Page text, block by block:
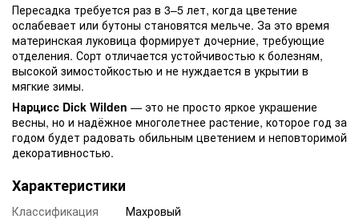
Пересадка требуется раз в 3–5 лет, когда цветение
ослабевает или бутоны становятся мельче. За это время
материнская луковица формирует дочерние, требующие
отделения. Сорт отличается устойчивостью к болезням,
высокой зимостойкостью и не нуждается в укрытии в
мягкие зимы.
Нарцисс Dick Wilden — это не просто яркое украшение
весны, но и надёжное многолетнее растение, которое год за
годом будет радовать обильным цветением и неповторимой
декоративностью.
Характеристики
Классификация
Махровый